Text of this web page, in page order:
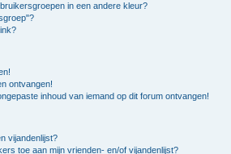
in een andere kleur?
ontvangen!
inhoud van iemand op dit forum ontvangen!
vijandenlijst?
toe aan mijn vrienden- en/of vijandenlijst?